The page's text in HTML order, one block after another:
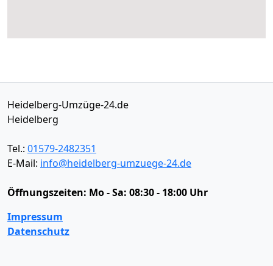
Heidelberg-Umzüge-24.de
Heidelberg
Tel.: 01579-2482351
E-Mail: info@heidelberg-umzuege-24.de
Öffnungszeiten: Mo - Sa: 08:30 - 18:00 Uhr
Impressum
Datenschutz